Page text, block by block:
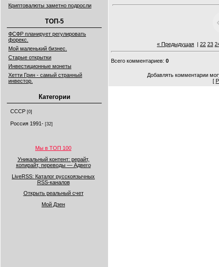
Криптовалюты заметно подросли
ТОП-5
ФСФР планирует регулировать
форекс.
Мой маленький бизнес.
Старые открытки
Инвестиционные монеты
Хетти Грин - самый странный
инвестор.
Категории
СССР [0]
Россия 1991- [32]
Мы в ТОП 100
Уникальный контент: рерайт,
копирайт, переводы — Адвего
LiveRSS: Каталог русскоязычных
RSS-каналов
Открыть реальный счет
Мой Дзен
« Предыдущая | 22 23
Всего комментариев: 0
Добавлять комментарии
[